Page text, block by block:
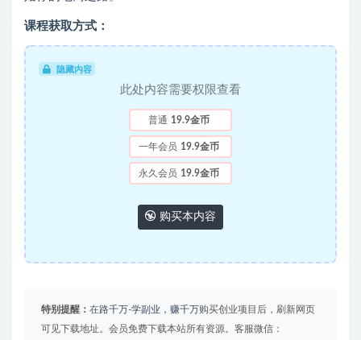
课程获取方式：
隐藏内容
此处内容需要权限查看
普通 19.9金币
一年会员 19.9金币
永久会员 19.9金币
购买本内容
特别提醒： 在路千万-学副业，赚千万购买创业项目后，刷新网页
可见下载地址。会员免费下载本站所有资源。客服微信：